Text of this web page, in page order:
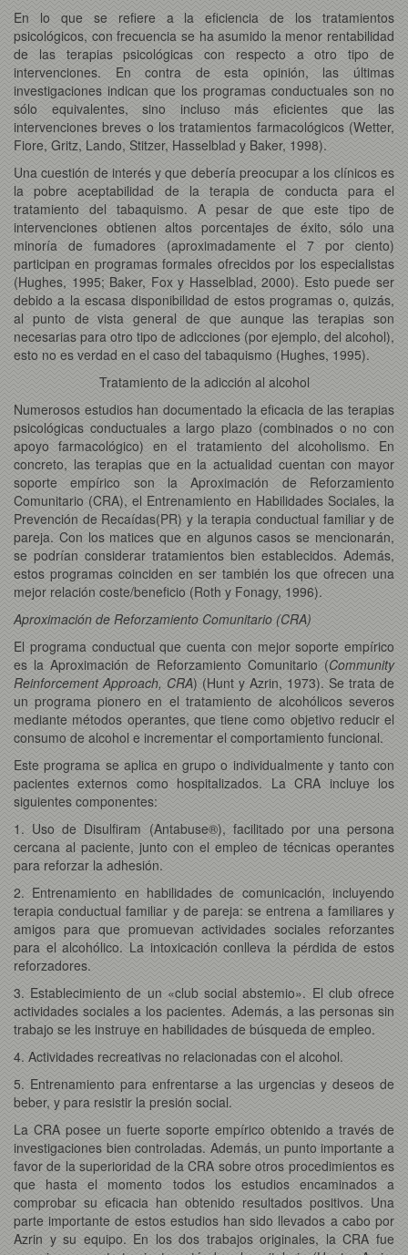
En lo que se refiere a la eficiencia de los tratamientos
psicológicos, con frecuencia se ha asumido la menor rentabilidad
de las terapias psicológicas con respecto a otro tipo de
intervenciones. En contra de esta opinión, las últimas
investigaciones indican que los programas conductuales son no
sólo equivalentes, sino incluso más eficientes que las
intervenciones breves o los tratamientos farmacológicos (Wetter,
Fiore, Gritz, Lando, Stitzer, Hasselblad y Baker, 1998).
Una cuestión de interés y que debería preocupar a los clínicos es
la pobre aceptabilidad de la terapia de conducta para el
tratamiento del tabaquismo. A pesar de que este tipo de
intervenciones obtienen altos porcentajes de éxito, sólo una
minoría de fumadores (aproximadamente el 7 por ciento)
participan en programas formales ofrecidos por los especialistas
(Hughes, 1995; Baker, Fox y Hasselblad, 2000). Esto puede ser
debido a la escasa disponibilidad de estos programas o, quizás,
al punto de vista general de que aunque las terapias son
necesarias para otro tipo de adicciones (por ejemplo, del alcohol),
esto no es verdad en el caso del tabaquismo (Hughes, 1995).
Tratamiento de la adicción al alcohol
Numerosos estudios han documentado la eficacia de las terapias
psicológicas conductuales a largo plazo (combinados o no con
apoyo farmacológico) en el tratamiento del alcoholismo. En
concreto, las terapias que en la actualidad cuentan con mayor
soporte empírico son la Aproximación de Reforzamiento
Comunitario (CRA), el Entrenamiento en Habilidades Sociales, la
Prevención de Recaídas(PR) y la terapia conductual familiar y de
pareja. Con los matices que en algunos casos se mencionarán,
se podrían considerar tratamientos bien establecidos. Además,
estos programas coinciden en ser también los que ofrecen una
mejor relación coste/beneficio (Roth y Fonagy, 1996).
Aproximación de Reforzamiento Comunitario (CRA)
El programa conductual que cuenta con mejor soporte empírico
es la Aproximación de Reforzamiento Comunitario (Community
Reinforcement Approach, CRA) (Hunt y Azrin, 1973). Se trata de
un programa pionero en el tratamiento de alcohólicos severos
mediante métodos operantes, que tiene como objetivo reducir el
consumo de alcohol e incrementar el comportamiento funcional.
Este programa se aplica en grupo o individualmente y tanto con
pacientes externos como hospitalizados. La CRA incluye los
siguientes componentes:
1. Uso de Disulfiram (Antabuse®), facilitado por una persona
cercana al paciente, junto con el empleo de técnicas operantes
para reforzar la adhesión.
2. Entrenamiento en habilidades de comunicación, incluyendo
terapia conductual familiar y de pareja: se entrena a familiares y
amigos para que promuevan actividades sociales reforzantes
para el alcohólico. La intoxicación conlleva la pérdida de estos
reforzadores.
3. Establecimiento de un «club social abstemio». El club ofrece
actividades sociales a los pacientes. Además, a las personas sin
trabajo se les instruye en habilidades de búsqueda de empleo.
4. Actividades recreativas no relacionadas con el alcohol.
5. Entrenamiento para enfrentarse a las urgencias y deseos de
beber, y para resistir la presión social.
La CRA posee un fuerte soporte empírico obtenido a través de
investigaciones bien controladas. Además, un punto importante a
favor de la superioridad de la CRA sobre otros procedimientos es
que hasta el momento todos los estudios encaminados a
comprobar su eficacia han obtenido resultados positivos. Una
parte importante de estos estudios han sido llevados a cabo por
Azrin y su equipo. En los dos trabajos originales, la CRA fue